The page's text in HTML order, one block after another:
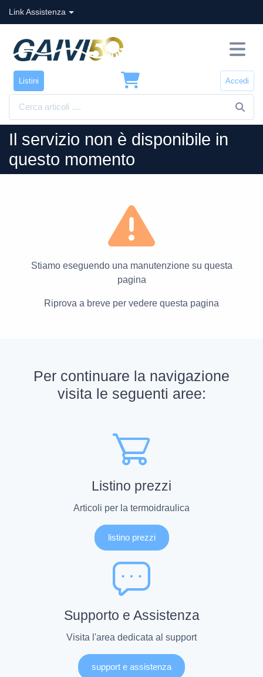
Link Assistenza
Listini Accedi
Il servizio non è disponibile in
questo momento
Stiamo eseguendo una manutenzione su questa
pagina
Riprova a breve per vedere questa pagina
Per continuare la navigazione
visita le seguenti aree:
Listino prezzi
Articoli per la termoidraulica
listino prezzi
Supporto e Assistenza
Visita l'area dedicata al support
support e assistenza